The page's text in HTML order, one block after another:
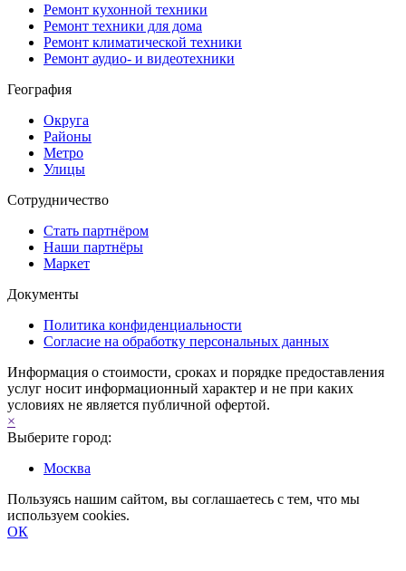
Ремонт кухонной техники
Ремонт техники для дома
Ремонт климатической техники
Ремонт аудио- и видеотехники
География
Округа
Районы
Метро
Улицы
Сотрудничество
Стать партнёром
Наши партнёры
Маркет
Документы
Политика конфиденциальности
Согласие на обработку персональных данных
Информация о стоимости, сроках и порядке предоставления
услуг носит информационный характер и не при каких
условиях не является публичной офертой.
×
Выберите город:
Москва
Пользуясь нашим сайтом, вы соглашаетесь с тем, что мы
используем cookies.
ОК